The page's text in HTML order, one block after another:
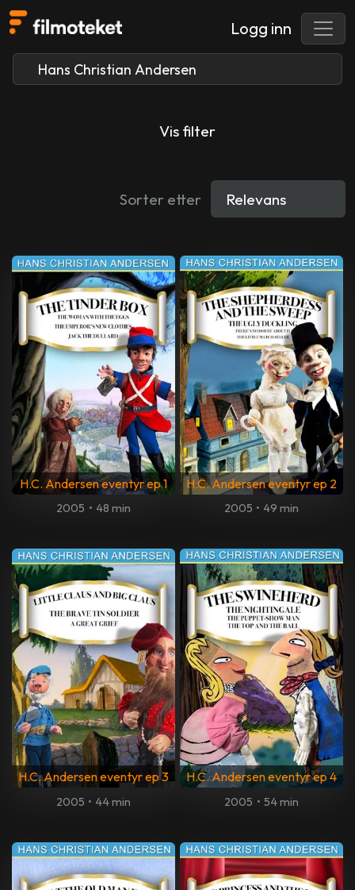
Logg inn
Vis filter
Sorter etter
H.C. Andersen eventyr ep 1
2005 • 48 min
H.C. Andersen eventyr ep 2
2005 • 49 min
H.C. Andersen eventyr ep 3
2005 • 44 min
H.C. Andersen eventyr ep 4
2005 • 54 min